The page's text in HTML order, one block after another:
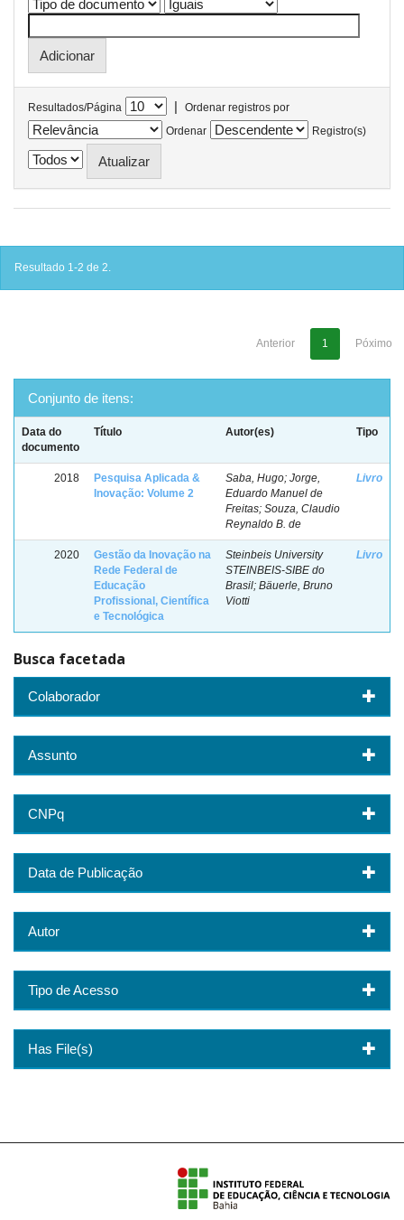
Resultados/Página |
Ordenar registros por
Ordenar
Registro(s)
Resultado 1-2 de 2.
Anterior 1 Póximo
Conjunto de itens:
Data do
documento
Título Autor(es) Tipo
2018
Pesquisa Aplicada &
Inovação: Volume 2
Saba, Hugo; Jorge,
Eduardo Manuel de
Freitas; Souza, Claudio
Reynaldo B. de
Livro
2020
Gestão da Inovação na
Rede Federal de
Educação
Profissional, Científica
e Tecnológica
Steinbeis University
STEINBEIS-SIBE do
Brasil; Bäuerle, Bruno
Viotti
Livro
Busca facetada
Colaborador
Assunto
CNPq
Data de Publicação
Autor
Tipo de Acesso
Has File(s)